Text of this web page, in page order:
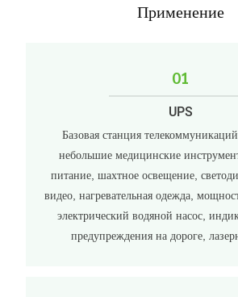
Применение
01
UPS
Базовая станция
небольшие медицинские
питание, шахтное освещение,
видео, нагревательная одежда,
электрический водяной насос,
предупреждения на дороге,